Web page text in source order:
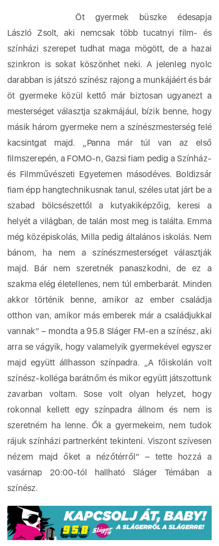
Öt gyermek büszke édesapja
László Zsolt, aki nemcsak több tucatnyi film- és
színházi szerepet tudhat maga mögött, de a hazai
szinkron is sokat köszönhet neki. A jelenleg nyolc
darabban is játszó színész rajong a munkájáért és bár
öt gyermeke közül kettő már biztosan ugyanezt a
mesterséget választja szakmájául, bízik benne, hogy
másik három gyermeke nem a színészmesterség felé
kacsintgat majd. „Panna már túl van az első
filmszerepén, a FOMO-n, Gazsi fiam pedig a Színház-
és Filmművészeti Egyetemen másodéves. Boldizsár
fiam épp hangtechnikusnak tanul, széles utat járt be a
szabad bölcsészettől a kutyakiképzőig, keresi a
helyét a világban, de talán most meg is találta. Emma
még középiskolás, Milla pedig általános iskolás. Nem
bánom, ha nem a színészmesterséget választják
majd. Bár nem szeretnék panaszkodni, de ez a
szakma elég életellenes, nem túl emberbarát. Minden
akkor történik benne, amikor az ember családja
otthon van, amikor más emberek már a családjukkal
vannak” – mondta a 95.8 Sláger FM-en a színész, aki
arra se vágyik, hogy valamelyik gyermekével egyszer
majd együtt állhasson színpadra. „A főiskolán volt
színész-kolléga barátnőm és mikor együtt játszottunk
zavarban voltam. Sose volt olyan helyzet, hogy
rokonnal kellett egy színpadra állnom és nem is
szeretném ha lenne. Ők a gyermekeim, nem tudok
rájuk színházi partnerként tekinteni. Viszont szívesen
nézem majd őket a nézőtérről” – tette hozzá a
vasárnap 20:00-tól hallható Sláger Témában a
színész.